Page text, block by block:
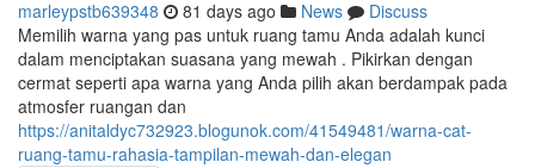
marleypstb639348 81 days ago News
Discuss
Memilih warna yang pas untuk ruang tamu Anda adalah kunci
dalam menciptakan suasana yang mewah . Pikirkan dengan
cermat seperti apa warna yang Anda pilih akan berdampak pada
atmosfer ruangan dan
https://anitaldyc732923.blogunok.com/41549481/warna-cat-
ruang-tamu-rahasia-tampilan-mewah-dan-elegan